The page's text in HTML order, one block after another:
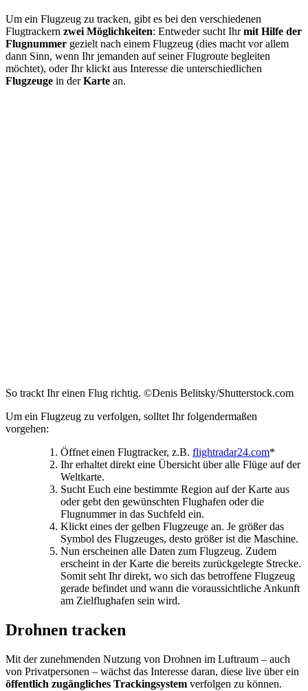
Um ein Flugzeug zu tracken, gibt es bei den verschiedenen
Flugtrackern zwei Möglichkeiten: Entweder sucht Ihrmit Hilfe der
Flugnummer gezielt nach einem Flugzeug (dies macht vor allem
dann Sinn, wenn Ihr jemanden auf seiner Flugroute begleiten
möchtet), oder Ihr klickt aus Interesse die unterschiedlichen
Flugzeuge in derKarte an.
So trackt Ihr einen Flug richtig. ©Denis Belitsky/Shutterstock.com
Um ein Flugzeug zu verfolgen, solltet Ihr folgendermaßen
vorgehen:
Öffnet einen Flugtracker, z.B. flightradar24.com*
Ihr erhaltet direkt eine Übersicht über alle Flüge auf der
Weltkarte.
Sucht Euch eine bestimmte Region auf der Karte aus
oder gebt den gewünschten Flughafen oder die
Flugnummer in das Suchfeld ein.
Klickt eines der gelben Flugzeuge an. Je größer das
Symbol des Flugzeuges, desto größer ist die Maschine.
Nun erscheinen alle Daten zum Flugzeug. Zudem
erscheint in der Karte die bereits zurückgelegte Strecke.
Somit seht Ihr direkt, wo sich das betroffene Flugzeug
gerade befindet und wann die voraussichtliche Ankunft
am Zielflughafen sein wird.
Drohnen tracken
Mit der zunehmenden Nutzung von Drohnen im Luftraum – auch
von Privatpersonen – wächst das Interesse daran, diese live über ein
öffentlich zugängliches Trackingsystem verfolgen zu können.